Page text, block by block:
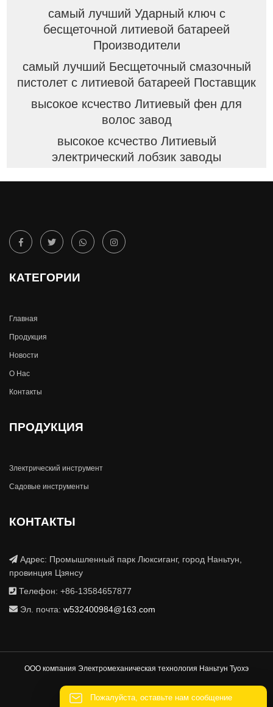
самый лучший Ударный ключ с
бесщеточной литиевой батареей
Производители
самый лучший Бесщеточный смазочный
пистолет с литиевой батареей Поставщик
высокое ксчество Литиевый фен для
волос завод
высокое ксчество Литиевый
электрический лобзик заводы
КАТЕГОРИИ
Главная
Продукция
Новости
О Hас
Контакты
ПРОДУКЦИЯ
Злектрический инструмент
Садовые инструменты
КОНТАКТЫ
Адрес: Промышленный парк Люксиганг, город Наньтун,
провинция Цзянсу
Телефон: +86-13584657877
Эл. почта: w532400984@163.com
ООО компания Электромеханическая технология Наньтун Туохэ
Пожалуйста, оставьте нам сообщение